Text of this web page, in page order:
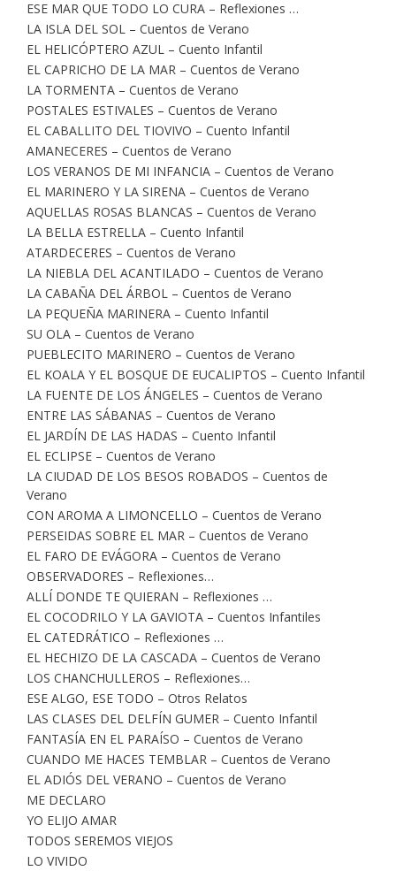
ESE MAR QUE TODO LO CURA – Reflexiones …
LA ISLA DEL SOL – Cuentos de Verano
EL HELICÓPTERO AZUL – Cuento Infantil
EL CAPRICHO DE LA MAR – Cuentos de Verano
LA TORMENTA – Cuentos de Verano
POSTALES ESTIVALES – Cuentos de Verano
EL CABALLITO DEL TIOVIVO – Cuento Infantil
AMANECERES – Cuentos de Verano
LOS VERANOS DE MI INFANCIA – Cuentos de Verano
EL MARINERO Y LA SIRENA – Cuentos de Verano
AQUELLAS ROSAS BLANCAS – Cuentos de Verano
LA BELLA ESTRELLA – Cuento Infantil
ATARDECERES – Cuentos de Verano
LA NIEBLA DEL ACANTILADO – Cuentos de Verano
LA CABAÑA DEL ÁRBOL – Cuentos de Verano
LA PEQUEÑA MARINERA – Cuento Infantil
SU OLA – Cuentos de Verano
PUEBLECITO MARINERO – Cuentos de Verano
EL KOALA Y EL BOSQUE DE EUCALIPTOS – Cuento Infantil
LA FUENTE DE LOS ÁNGELES – Cuentos de Verano
ENTRE LAS SÁBANAS – Cuentos de Verano
EL JARDÍN DE LAS HADAS – Cuento Infantil
EL ECLIPSE – Cuentos de Verano
LA CIUDAD DE LOS BESOS ROBADOS – Cuentos de
Verano
CON AROMA A LIMONCELLO – Cuentos de Verano
PERSEIDAS SOBRE EL MAR – Cuentos de Verano
EL FARO DE EVÁGORA – Cuentos de Verano
OBSERVADORES – Reflexiones…
ALLÍ DONDE TE QUIERAN – Reflexiones …
EL COCODRILO Y LA GAVIOTA – Cuentos Infantiles
EL CATEDRÁTICO – Reflexiones …
EL HECHIZO DE LA CASCADA – Cuentos de Verano
LOS CHANCHULLEROS – Reflexiones…
ESE ALGO, ESE TODO – Otros Relatos
LAS CLASES DEL DELFÍN GUMER – Cuento Infantil
FANTASÍA EN EL PARAÍSO – Cuentos de Verano
CUANDO ME HACES TEMBLAR – Cuentos de Verano
EL ADIÓS DEL VERANO – Cuentos de Verano
ME DECLARO
YO ELIJO AMAR
TODOS SEREMOS VIEJOS
LO VIVIDO